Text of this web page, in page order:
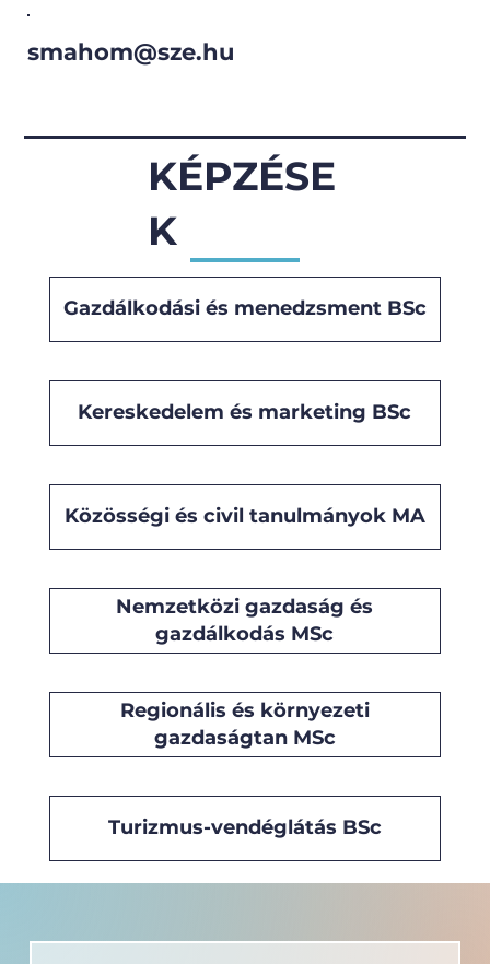
smahom@sze.hu
KÉPZÉSE
K
Gazdálkodási és menedzsment BSc
Kereskedelem és marketing BSc
Közösségi és civil tanulmányok MA
Nemzetközi gazdaság és
gazdálkodás MSc
Regionális és környezeti
gazdaságtan MSc
Turizmus-vendéglátás BSc